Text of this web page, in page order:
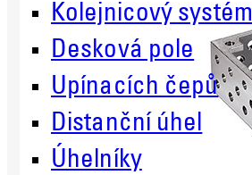
Kolejnicový systém
Desková pole
Upínacích čepů
Distanční úhel
Úhelníky